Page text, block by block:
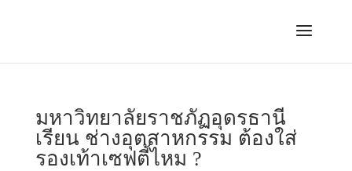
มหาวิทยาลัยราชภัฏอุดรธานี
เรียน ช่างอุตสาหกรรม ต้องใส่
รองเท้าเซฟตี้ไหม ?